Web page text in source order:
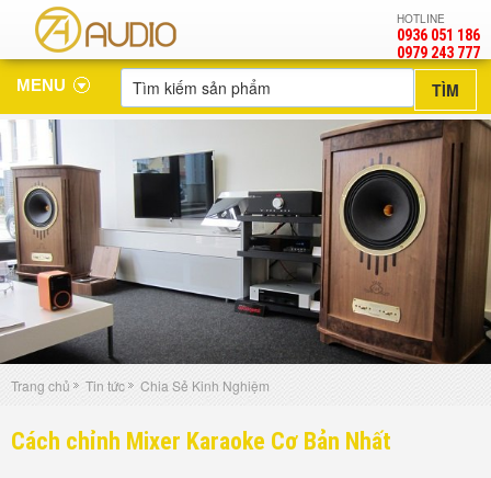
HOTLINE
0936 051 186
‎0979 243 777
MENU
Trang chủ Tin tức Chia Sẻ Kinh Nghiệm
Cách chỉnh Mixer Karaoke Cơ Bản Nhất